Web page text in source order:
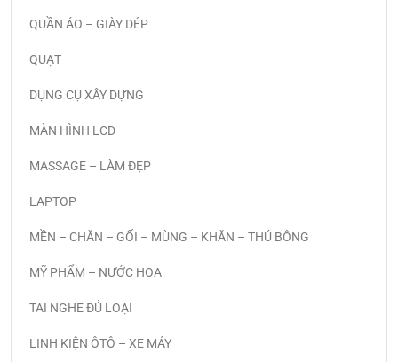
QUẦN ÁO – GIÀY DÉP
QUẠT
DỤNG CỤ XÂY DỰNG
MÀN HÌNH LCD
MASSAGE – LÀM ĐẸP
LAPTOP
MỀN – CHĂN – GỐI – MÙNG – KHĂN – THÚ BÔNG
MỸ PHẨM – NƯỚC HOA
TAI NGHE ĐỦ LOẠI
LINH KIỆN ÔTÔ – XE MÁY